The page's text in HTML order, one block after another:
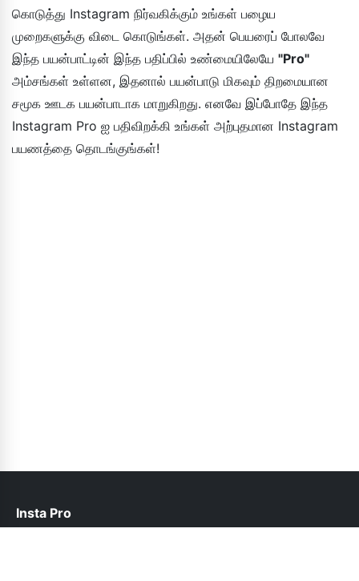
கொடுத்து Instagram நிர்வகிக்கும் உங்கள் பழைய
முறைகளுக்கு விடை கொடுங்கள். அதன் பெயரைப் போலவே
இந்த பயன்பாட்டின் இந்த பதிப்பில் உண்மையிலேயே "Pro"
அம்சங்கள் உள்ளன, இதனால் பயன்பாடு மிகவும் திறமையான
சமூக ஊடக பயன்பாடாக மாறுகிறது. எனவே இப்போதே இந்த
Instagram Pro ஐ பதிவிறக்கி உங்கள் அற்புதமான Instagram
பயணத்தை தொடங்குங்கள்!
Insta Pro